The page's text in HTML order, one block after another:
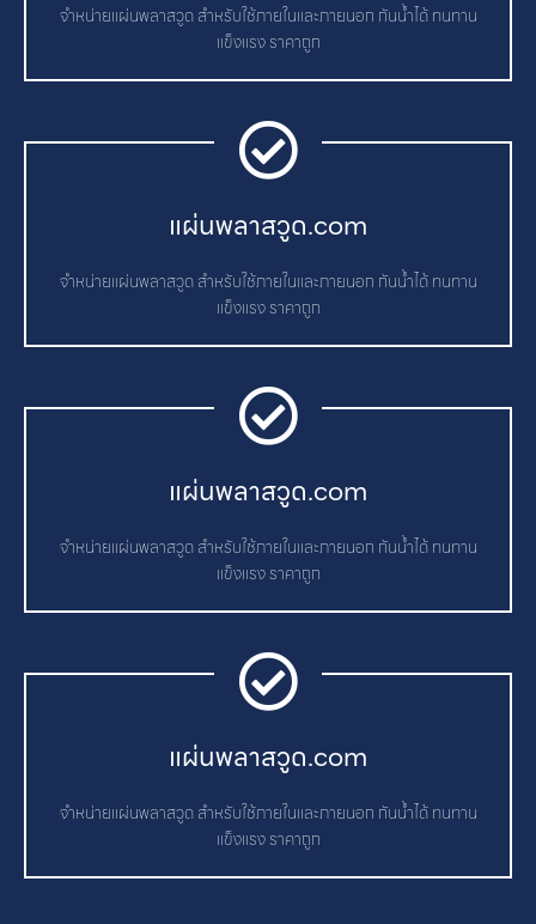
จำหน่ายแผ่นพลาสวูด สำหรับใช้ภายในและภายนอก กันน้ำได้ ทนทาน
แข็งแรง ราคาถูก
แผ่นพลาสวูด.com
จำหน่ายแผ่นพลาสวูด สำหรับใช้ภายในและภายนอก กันน้ำได้ ทนทาน
แข็งแรง ราคาถูก
แผ่นพลาสวูด.com
จำหน่ายแผ่นพลาสวูด สำหรับใช้ภายในและภายนอก กันน้ำได้ ทนทาน
แข็งแรง ราคาถูก
แผ่นพลาสวูด.com
จำหน่ายแผ่นพลาสวูด สำหรับใช้ภายในและภายนอก กันน้ำได้ ทนทาน
แข็งแรง ราคาถูก